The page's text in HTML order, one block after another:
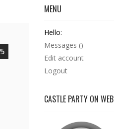
MENU
Hello:
Messages ()
Edit account
Logout
CASTLE PARTY ON WEB